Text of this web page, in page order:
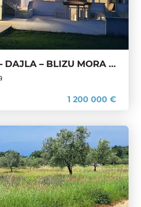
NOVIGRAD – DAJLA – BLIZU MORA – IZVRSNA INVESTICIJSKA PRILIKA
1 200 000 €